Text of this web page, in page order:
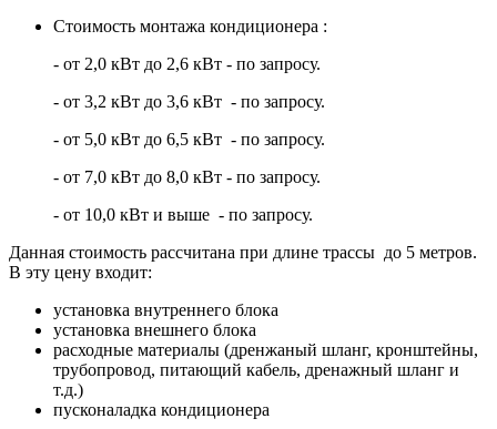
Стоимость монтажа кондиционера :
- от 2,0 кВт до 2,6 кВт - по запросу.
- от 3,2 кВт до 3,6 кВт - по запросу.
- от 5,0 кВт до 6,5 кВт - по запросу.
- от 7,0 кВт до 8,0 кВт - по запросу.
- от 10,0 кВт и выше - по запросу.
Данная стоимость рассчитана при длине трассы до 5 метров.
В эту цену входит:
установка внутреннего блока
установка внешнего блока
расходные материалы (дренжаный шланг, кронштейны,
трубопровод, питающий кабель, дренажный шланг и
т.д.)
пусконаладка кондиционера